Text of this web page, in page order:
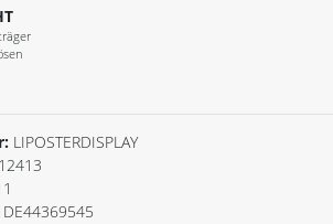
LIPOSTERDISPLAY
DE44369545